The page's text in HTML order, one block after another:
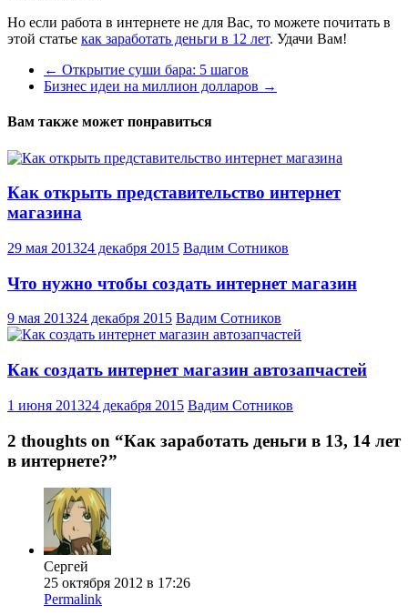
Но если работа в интернете не для Вас, то можете почитать в
этой статье как заработать деньги в 12 лет. Удачи Вам!
← Открытие суши бара: 5 шагов
Бизнес идеи на миллион долларов →
Вам также может понравиться
Как открыть представительство интернет
магазина
29 мая 201324 декабря 2015 Вадим Сотников
Что нужно чтобы создать интернет магазин
9 мая 201324 декабря 2015 Вадим Сотников
Как создать интернет магазин автозапчастей
1 июня 201324 декабря 2015 Вадим Сотников
2 thoughts on “Как заработать деньги в 13, 14 лет
в интернете?”
Сергей
25 октября 2012 в 17:26
Permalink